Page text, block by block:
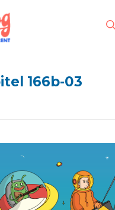
166b-03